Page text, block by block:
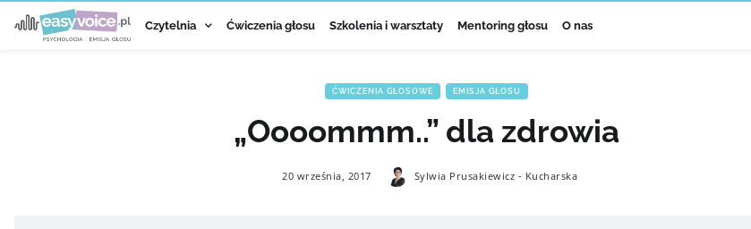
Czytelnia Ćwiczenia głosu Szkolenia i warsztaty Mentoring głosu O nas
ĆWICZENIA GŁOSOWE EMISJA GŁOSU
„Oooommm..” dla zdrowia
20 września, 2017 Sylwia Prusakiewicz - Kucharska